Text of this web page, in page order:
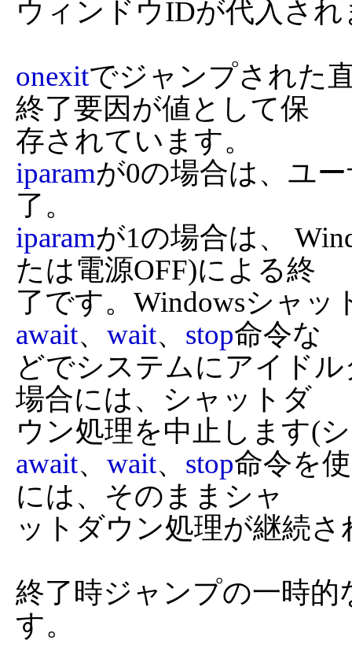
ウィンドウIDが代入され
onexitでジャンプされた
終了要因が値として保
iparamが0の場合は、ユ
iparamが1の場合は、
たは電源OFF)による終
了です。Windowsシャ
await、 wait、 stop命令な
どでシステムにアイド
場合には、シャットダ
await、 wait、 stop命令を
には、そのままシャ
ットダウン処理が継続さ
終了時ジャンプの一時的
す。